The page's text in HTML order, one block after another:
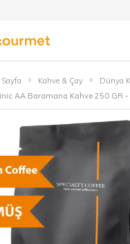
Kahve & Çay
Dünya
AA Baramana Kahve 250 GR -